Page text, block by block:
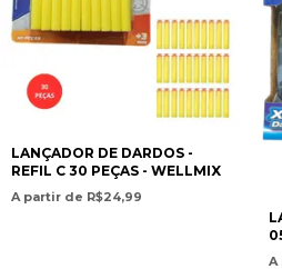
LANÇADOR DE DARDOS -
REFIL C 30 PEÇAS - WELLMIX
A partir de R$24,99
A